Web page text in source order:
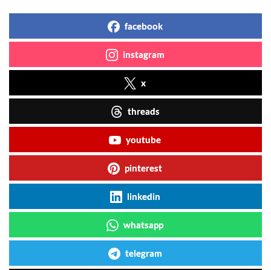
facebook
instagram
x
threads
youtube
pinterest
linkedin
whatsapp
telegram